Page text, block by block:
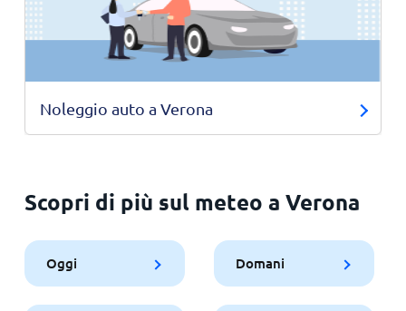
Noleggio auto a Verona
Scopri di più sul meteo a Verona
Oggi Domani